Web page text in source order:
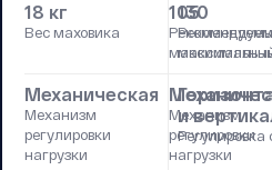
18 кг
Вес маховика
130
Механическая
Механизм
регулировки
нагрузки
и
Регулировка
105
Механизм
регулировки
нагрузки